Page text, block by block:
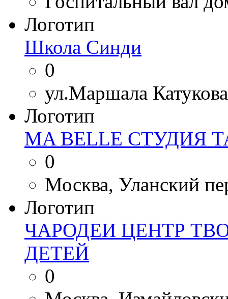
Логотип
Школа Синди
0
ул.Маршала
Логотип
MA BELLE СТУДИЯ
0
Москва, Уланский
Логотип
ЧАРОДЕИ ЦЕНТР
ДЕТЕЙ
0